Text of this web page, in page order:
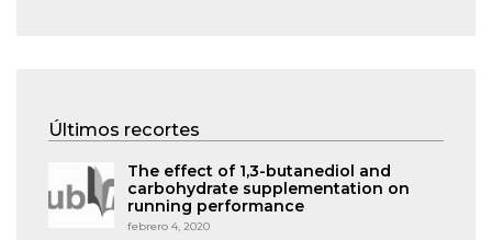
Últimos recortes
The effect of 1,3-butanediol and
carbohydrate supplementation on
running performance
febrero 4, 2020